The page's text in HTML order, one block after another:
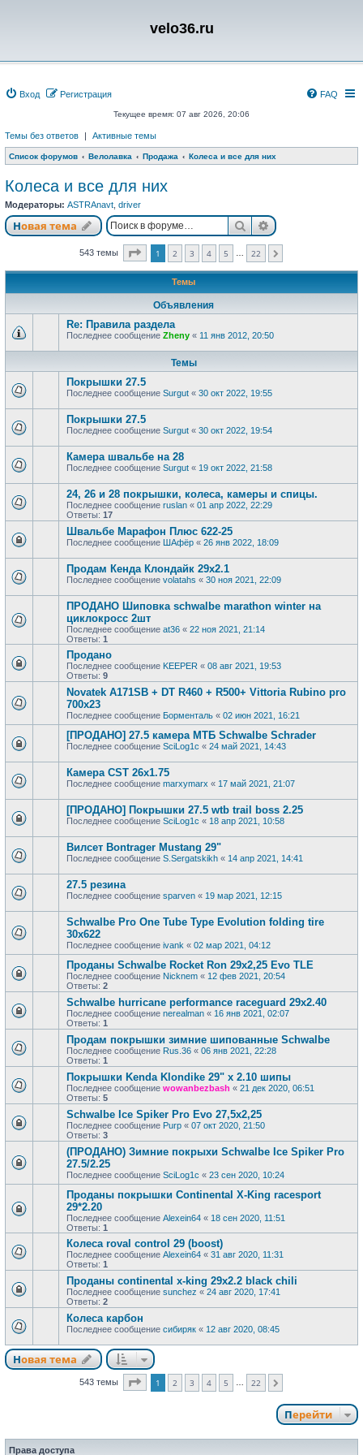
velo36.ru
Вход Регистрация FAQ
Текущее время: 07 авг 2026, 20:06
Темы без ответов | Активные темы
Список форумов Велолавка Продажа Колеса и все для них
Колеса и все для них
Модераторы: ASTRAnavt driver
Новая тема ПоискРасширенный
543 темы Страница из
1 2 3 4 5 22
Темы
Объявления
Re: Правила раздела
Последнее сообщение Zheny « 11 янв 2012, 20:50
Темы
Покрышки 27.5
Последнее сообщение Surgut « 30 окт 2022, 19:55
Покрышки 27.5
Последнее сообщение Surgut « 30 окт 2022, 19:54
Камера швальбе на 28
Последнее сообщение Surgut « 19 окт 2022, 21:58
24, 26 и 28 покрышки, колеса, камеры и спицы.
Последнее сообщение ruslan « 01 апр 2022, 22:29
Ответы: 17
Швальбе Марафон Плюс 622-25
Последнее сообщение ШАфёр « 26 янв 2022, 18:09
Продам Кенда Клондайк 29х2.1
Последнее сообщение volatahs « 30 ноя 2021, 22:09
ПРОДАНО Шиповка schwalbe marathon winter на
циклокросс 2шт
Последнее сообщение at36 « 22 ноя 2021, 21:14
Ответы: 1
Продано
Последнее сообщение KEEPER « 08 авг 2021, 19:53
Ответы: 9
Novatek A171SB + DT R460 + R500+ Vittoria Rubino pro
700x23
Последнее сообщение Борменталь « 02 июн 2021, 16:21
[ПРОДАНО] 27.5 камера МТБ Schwalbe Schrader
Последнее сообщение SciLog1c « 24 май 2021, 14:43
Камера CST 26x1.75
Последнее сообщение marxymarx « 17 май 2021, 21:07
[ПРОДАНО] Покрышки 27.5 wtb trail boss 2.25
Последнее сообщение SciLog1c « 18 апр 2021, 10:58
Вилсет Bontrager Mustang 29"
Последнее сообщение S.Sergatskikh « 14 апр 2021, 14:41
27.5 резина
Последнее сообщение sparven « 19 мар 2021, 12:15
Schwalbe Pro One Tube Type Evolution folding tire
30x622
Последнее сообщение ivank « 02 мар 2021, 04:12
Проданы Schwalbe Rocket Ron 29x2,25 Evo TLE
Последнее сообщение Nicknem « 12 фев 2021, 20:54
Ответы: 2
Schwalbe hurricane performance raceguard 29x2.40
Последнее сообщение nerealman « 16 янв 2021, 02:07
Ответы: 1
Продам покрышки зимние шипованные Schwalbe
Последнее сообщение Rus.36 « 06 янв 2021, 22:28
Ответы: 1
Покрышки Kenda Klondike 29" x 2.10 шипы
Последнее сообщение wowanbezbash « 21 дек 2020, 06:51
Ответы: 5
Schwalbe Ice Spiker Pro Evo 27,5х2,25
Последнее сообщение Purp « 07 окт 2020, 21:50
Ответы: 3
(ПРОДАНО) Зимние покрыхи Schwalbe Ice Spiker Pro
27.5/2.25
Последнее сообщение SciLog1c « 23 сен 2020, 10:24
Проданы покрышки Continental X-King racesport
29*2.20
Последнее сообщение Alexein64 « 18 сен 2020, 11:51
Ответы: 1
Колеса roval control 29 (boost)
Последнее сообщение Alexein64 « 31 авг 2020, 11:31
Ответы: 1
Проданы continental x-king 29x2.2 black chili
Последнее сообщение sunchez « 24 авг 2020, 17:41
Ответы: 2
Колеса карбон
Последнее сообщение сибиряк « 12 авг 2020, 08:45
Новая тема
543 темы Страница из
1 2 3 4 5 22
Перейти
Права доступа